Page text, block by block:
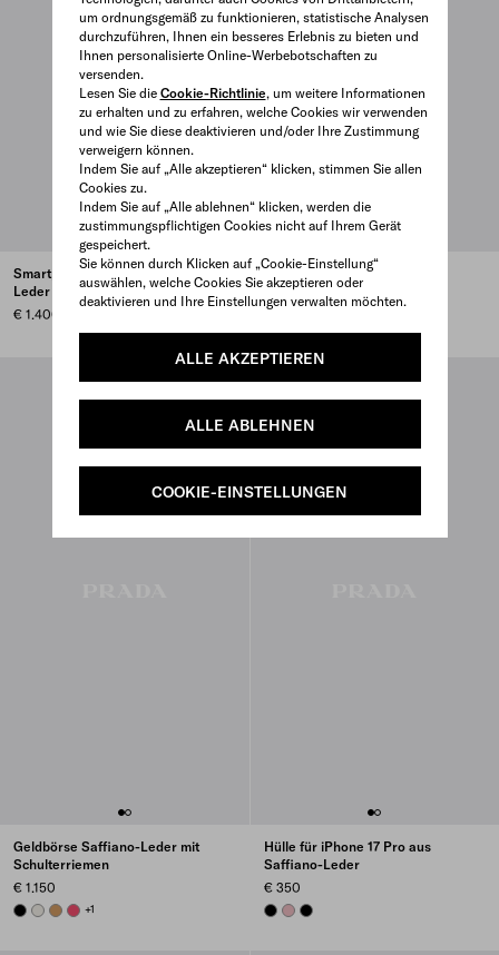
um ordnungsgemäß zu funktionieren, statistische Analysen
durchzuführen, Ihnen ein besseres Erlebnis zu bieten und
Ihnen personalisierte Online-Werbebotschaften zu
versenden.
Lesen Sie die Cookie-Richtlinie, um weitere Informationen
zu erhalten und zu erfahren, welche Cookies wir verwenden
und wie Sie diese deaktivieren und/oder Ihre Zustimmung
verweigern können.
Indem Sie auf „Alle akzeptieren“ klicken, stimmen Sie allen
Cookies zu.
Indem Sie auf „Alle ablehnen“ klicken, werden die
zustimmungspflichtigen Cookies nicht auf Ihrem Gerät
gespeichert.
Sie können durch Klicken auf „Cookie-Einstellung“
auswählen, welche Cookies Sie akzeptieren oder
deaktivieren und Ihre Einstellungen verwalten möchten.
ALLE AKZEPTIEREN
ALLE ABLEHNEN
COOKIE-EINSTELLUNGEN
Smartphone-Etui aus Nappa-
Leder
€ 1.400
Smartphone-Pouch aus
Saffiano-Leder
€ 1.100
Geldbörse Saffiano-Leder mit
Schulterriemen
€ 1.150
BLACKCHALK WHITE
CARAMEL
PEONY PINK
+1
Hülle für iPhone 17 Pro aus
Saffiano-Leder
€ 350
BLACKPEACHBLACK